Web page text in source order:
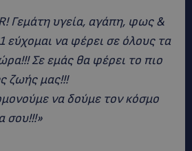
Γεμάτη υγεία, αγάπη, φως &
εύχομαι να φέρει σε όλους τα
Σε εμάς θα φέρει το πιο
ζωής μας!!!
να δούμε τον κόσμο
σου!!!»